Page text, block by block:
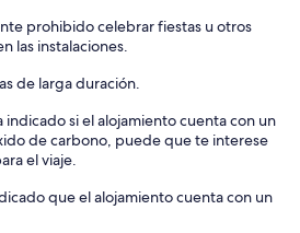
prohibido celebrar fiestas u otros
las instalaciones.
de larga duración.
indicado si el alojamiento cuenta con un
de carbono, puede que te interese
el viaje.
que el alojamiento cuenta con un